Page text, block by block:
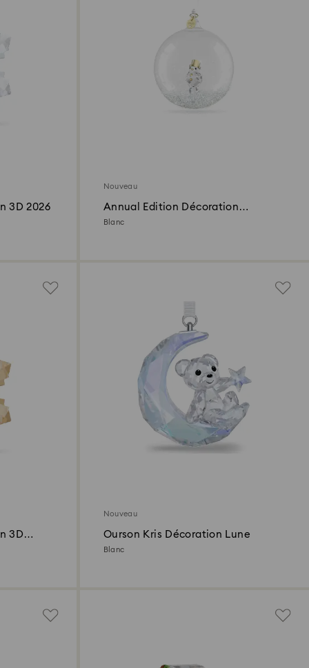
3D 2026
Nouveau
Annual Edition Décoration
Boule 2026
Blanc
3D
Nouveau
Ourson Kris Décoration Lune
Blanc